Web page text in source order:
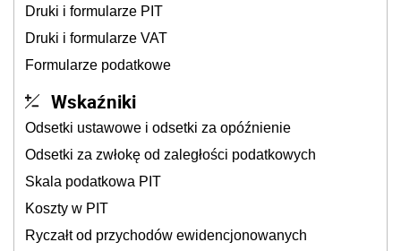
Druki i formularze PIT
Druki i formularze VAT
Formularze podatkowe
Wskaźniki
Odsetki ustawowe i odsetki za opóźnienie
Odsetki za zwłokę od zaległości podatkowych
Skala podatkowa PIT
Koszty w PIT
Ryczałt od przychodów ewidencjonowanych